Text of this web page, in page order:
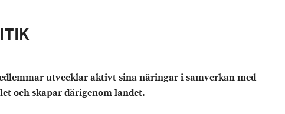
utvecklar aktivt sina näringar i samverkan med
och skapar därigenom landet.